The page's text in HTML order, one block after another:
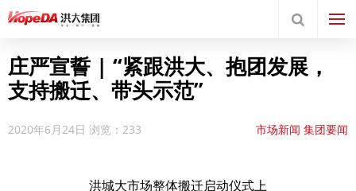
庄严宣誓 | “紧跟洪大、抱团发展，
支持搬迁、带头示范”
2020年6月24日 浏览：233 市场新闻 集团要闻
洪城大市场整体搬迁启动仪式上